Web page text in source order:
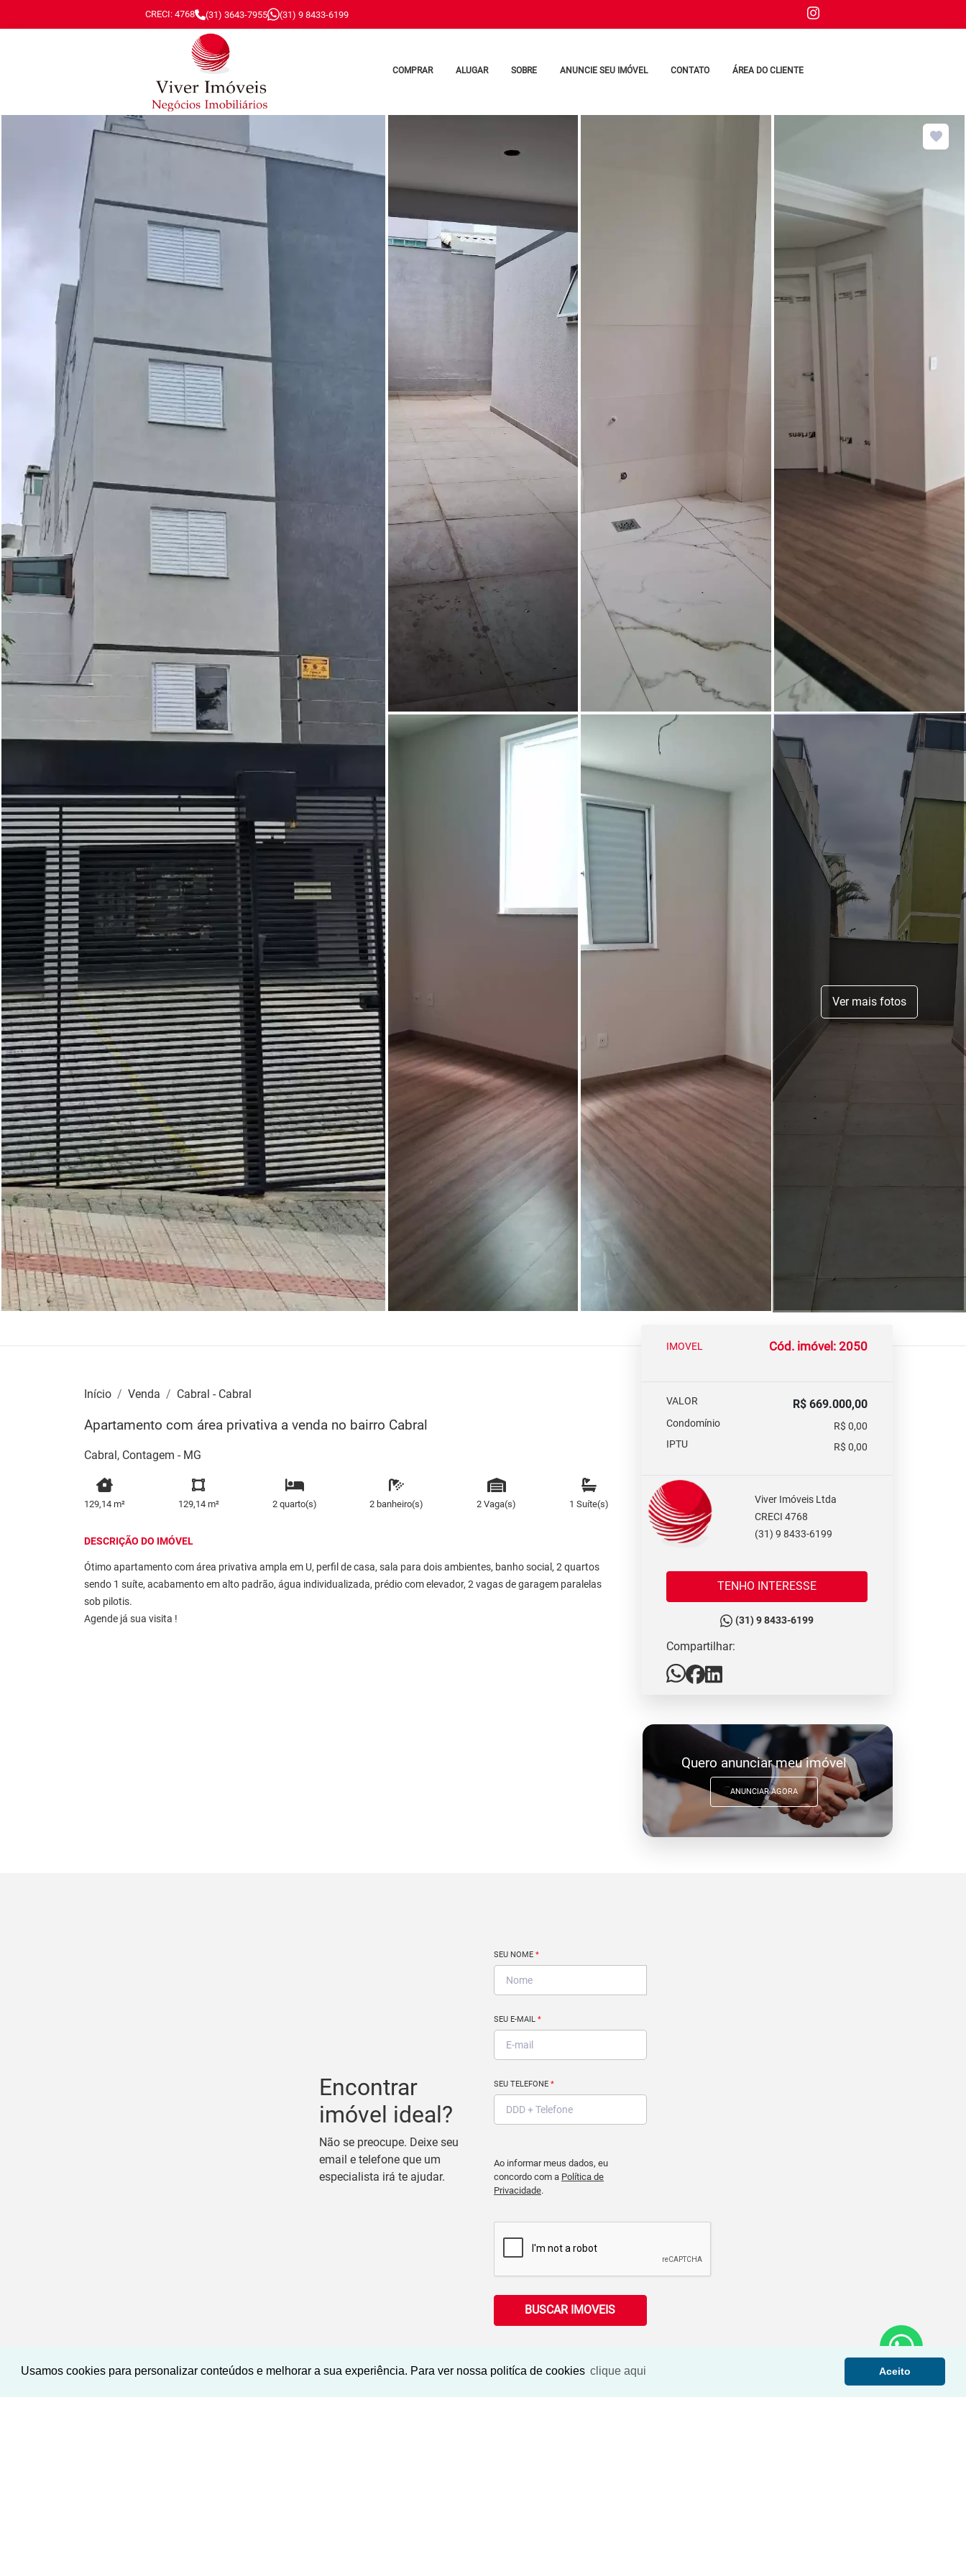
Usamos cookies para personalizar conteúdos e melhorar a sua experiência. Para ver nossa politíca de cookies clique aqui Aceito
CRECI: 4768 (31) 3643-7955 (31) 9 8433-6199
COMPRAR ALUGAR SOBRE ANUNCIE SEU IMÓVEL CONTATO ÁREA DO CLIENTE
Ver mais fotos
Início Venda Cabral - Cabral
Apartamento com área privativa a venda no bairro Cabral
Cabral, Contagem - MG
129,14 m² 129,14 m² 2 quarto(s) 2 banheiro(s) 2 Vaga(s) 1 Suíte(s)
DESCRIÇÃO DO IMÓVEL
Ótimo apartamento com área privativa ampla em U, perfil de casa, sala para dois ambientes, banho social, 2 quartos
sendo 1 suíte, acabamento em alto padrão, água individualizada, prédio com elevador, 2 vagas de garagem paralelas
sob pilotis.
Agende já sua visita !
IMOVEL Cód. imóvel: 2050
VALOR R$ 669.000,00
Condomínio
R$ 0,00
IPTU
R$ 0,00
Viver Imóveis Ltda
CRECI 4768
(31) 9 8433-6199
TENHO INTERESSE
(31) 9 8433-6199
Compartilhar:
Quero anunciar meu imóvel
ANUNCIAR AGORA
Encontrar
imóvel ideal?
Não se preocupe. Deixe seu
email e telefone que um
especialista irá te ajudar.
SEU NOME *
SEU E-MAIL *
SEU TELEFONE *
Ao informar meus dados, eu
concordo com a Política de
Privacidade.
BUSCAR IMOVEIS